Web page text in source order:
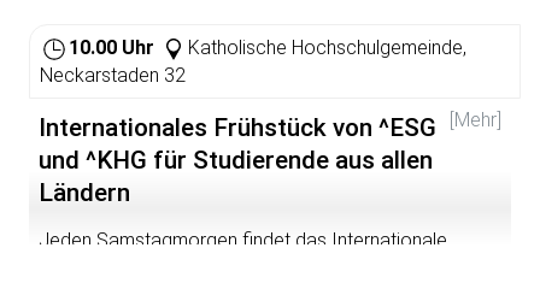
10.00 Uhr
Katholische Hochschulgemeinde,
Neckarstaden 32
[Mehr]
Internationales Frühstück von ^ESG
und ^KHG für Studierende aus allen
Ländern
Jeden Samstagmorgen findet das Internationale